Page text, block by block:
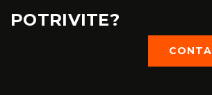
POTRIVITE?